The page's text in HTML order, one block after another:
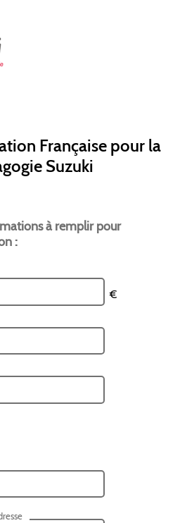
Française pour la
Suzuki
à remplir pour
:
€